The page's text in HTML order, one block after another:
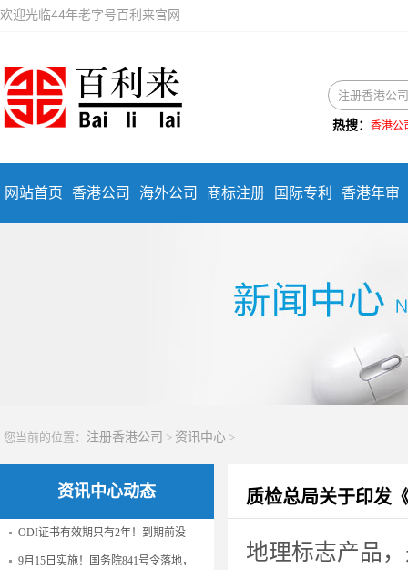
欢迎光临44年老字号百利来官网
热搜： 香港公
网站首页 香港公司 海外公司 商标注册 国际专利 香港年审
您当前的位置： 注册香港公司 > 资讯中心 >
资讯中心动态
ODI证书有效期只有2年！到期前没
9月15日实施！国务院841号令落地，
质检总局关于印发
地理标志产品